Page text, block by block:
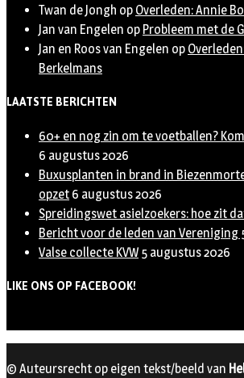
Twan de Jongh op Overleden: Annie
Jan van Engelen op Probleem met de
Jan en Roos van Engelen op
Berkelmans
LAATSTE BERICHTEN
60+ en nog zin om te voetballen?
6 augustus 2026
Buxusplanten in brand in
opzet 6 augustus 2026
Spreidingswet asielzoekers: hoe zit
Bericht voor de leden van Vereniging
Valse collecte KVW 5 augustus 2026
LIKE ONS OP FACEBOOK!
© Auteursrecht op eigen tekst/beeld van